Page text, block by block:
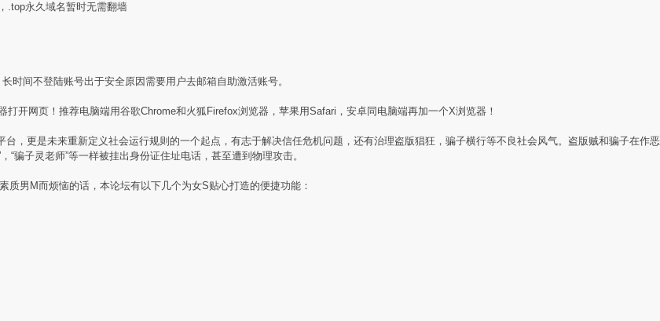
.top永久域名暂时无需翻墙
时间不登陆账号出于安全原因需要用户去邮箱自助激活账号。
开网页！推荐电脑端用谷歌Chrome和火狐Firefox浏览器，苹果用Safari，安卓同电脑端再加一个X浏览器！
，更是未来重新定义社会运行规则的一个起点，有志于解决信任危机问题，还有治理盗版猖狂，骗子横行等不良社会风气。盗版贼和骗子在作恶
“骗子灵老师”等一样被挂出身份证住址电话，甚至遭到物理攻击。
男M而烦恼的话，本论坛有以下几个为女S贴心打造的便捷功能：